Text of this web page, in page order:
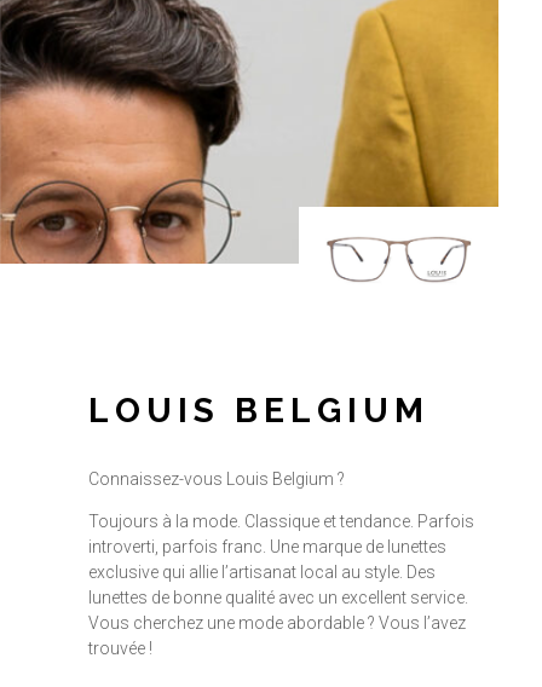
LOUIS BELGIUM
Connaissez-vous Louis Belgium ?
Toujours à la mode. Classique et tendance. Parfois
introverti, parfois franc. Une marque de lunettes
exclusive qui allie l’artisanat local au style. Des
lunettes de bonne qualité avec un excellent service.
Vous cherchez une mode abordable ? Vous l’avez
trouvée !